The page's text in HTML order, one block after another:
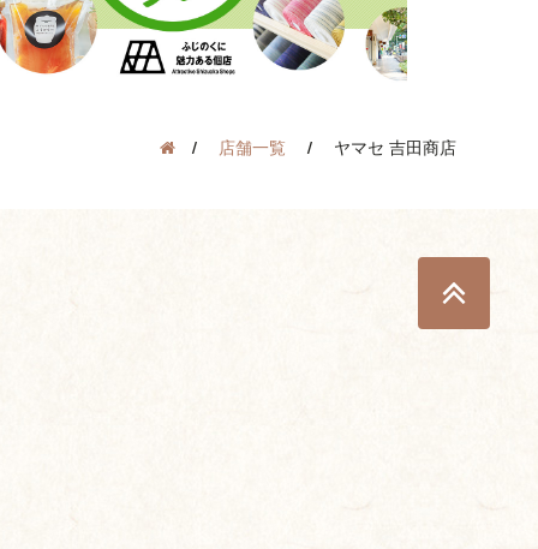
店舗一覧 ヤマセ 吉田商店